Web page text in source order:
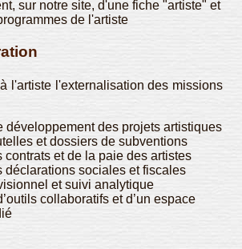
sur notre site, d'une fiche "artiste" et
de l'artiste
l'artiste l'externalisation des missions
développement des projets artistiques
et dossiers de subventions
contrats et de la paie des artistes
déclarations sociales et fiscales
et suivi analytique
collaboratifs et d’un espace